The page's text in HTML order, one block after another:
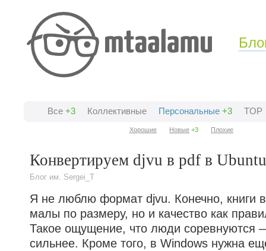
Все +3 Коллективные Персональные +3
Хорошие Новые +3 Плохие
TOP
Конвертируем djvu в pdf в
Блог им. Sergei_T
Я не люблю формат djvu. Конечно, книги
малы по размеру, но и качество как
Такое ощущение, что люди соревнуются
сильнее. Кроме того, в Windows нужна